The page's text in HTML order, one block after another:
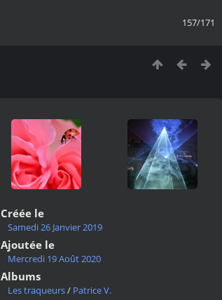
157/171
Créée le
Samedi 26 Janvier 2019
Ajoutée le
Mercredi 19 Août 2020
Albums
Les traqueurs/ Patrice V.